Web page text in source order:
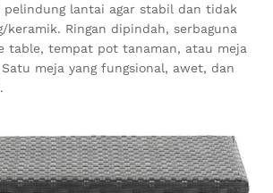
pelindung lantai agar stabil dan tidak
keramik. Ringan dipindah, serbaguna
table, tempat pot tanaman, atau meja
meja yang fungsional, awet, dan